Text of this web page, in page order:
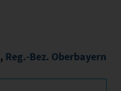
, Reg.-Bez. Oberbayern